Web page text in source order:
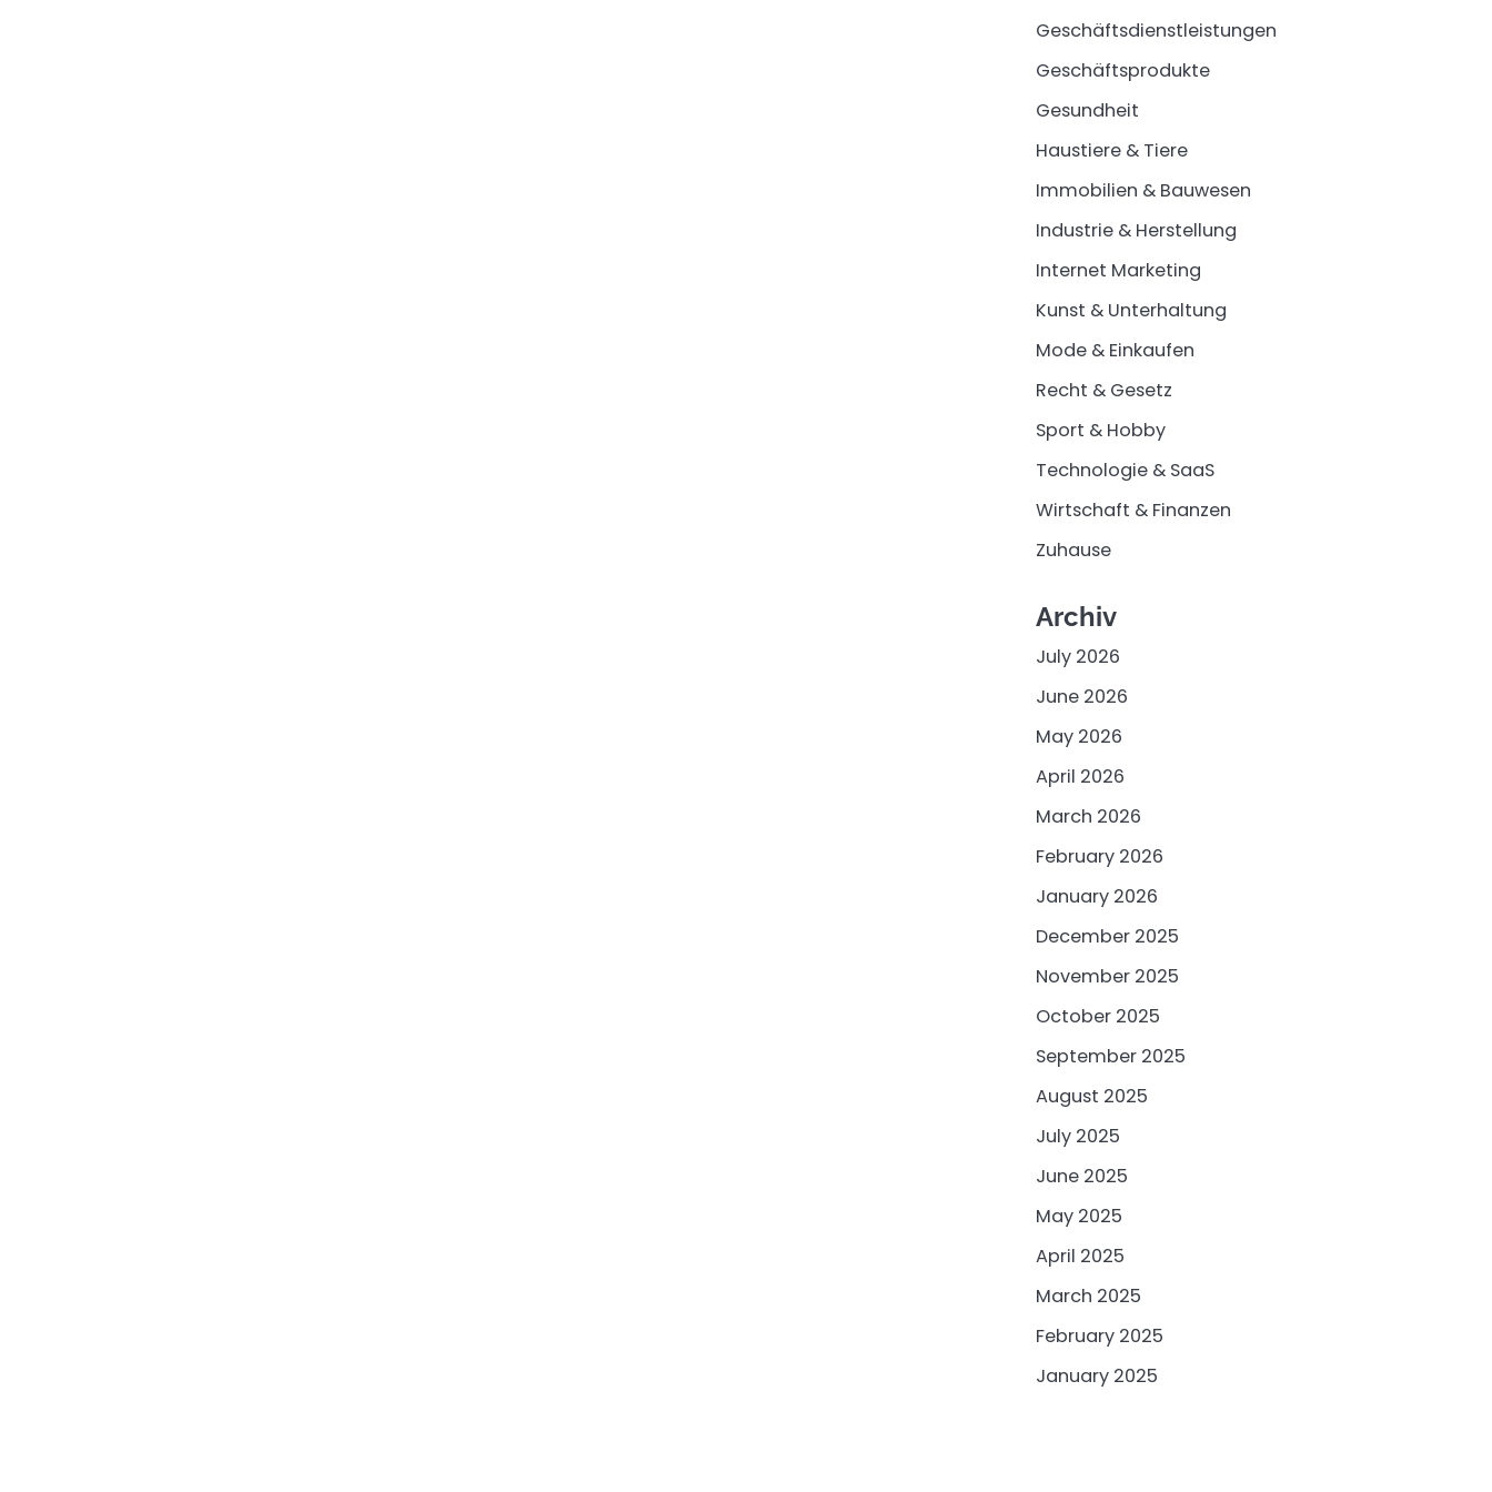
Geschäftsdienstleistungen
Geschäftsprodukte
Gesundheit
Haustiere & Tiere
Immobilien & Bauwesen
Industrie & Herstellung
Internet Marketing
Kunst & Unterhaltung
Mode & Einkaufen
Recht & Gesetz
Sport & Hobby
Technologie & SaaS
Wirtschaft & Finanzen
Zuhause
Archiv
July 2026
June 2026
May 2026
April 2026
March 2026
February 2026
January 2026
December 2025
November 2025
October 2025
September 2025
August 2025
July 2025
June 2025
May 2025
April 2025
March 2025
February 2025
January 2025